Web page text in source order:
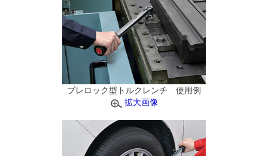
プレロック型トルクレンチ 使用例
拡大画像